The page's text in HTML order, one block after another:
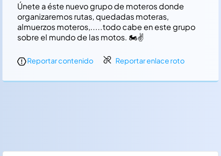
Únete a éste nuevo grupo de moteros donde
organizaremos rutas, quedadas moteras,
almuerzos moteros,.....todo cabe en este grupo
sobre el mundo de las motos. 🏍️✌️
Reportar contenido Reportar enlace roto